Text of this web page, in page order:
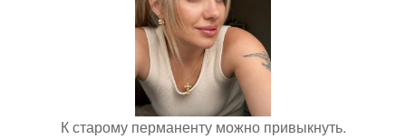
К старому перманенту можно привыкнуть.